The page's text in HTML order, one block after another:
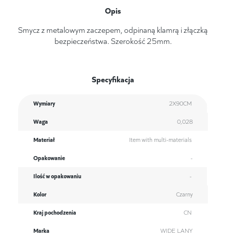
Opis
Smycz z metalowym zaczepem, odpinaną klamrą i złączką
bezpieczeństwa. Szerokość 25mm.
Specyfikacja
Wymiary 2X90CM
Waga 0,028
Materiał Item with multi-materials
Opakowanie -
Ilość w opakowaniu -
Kolor Czarny
Kraj pochodzenia CN
Marka WIDE LANY